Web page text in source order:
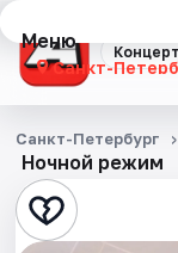
Меню
Санкт-
Концерты
Театр
Стендап
Ночной режим
Санкт-Петербург